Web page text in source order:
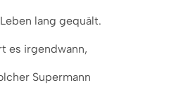
lang gequält.
es irgendwann,
Supermann